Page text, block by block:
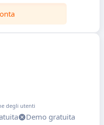
degli utenti
Demo gratuita